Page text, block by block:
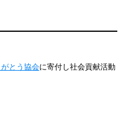
とう協会に寄付し社会貢献活動